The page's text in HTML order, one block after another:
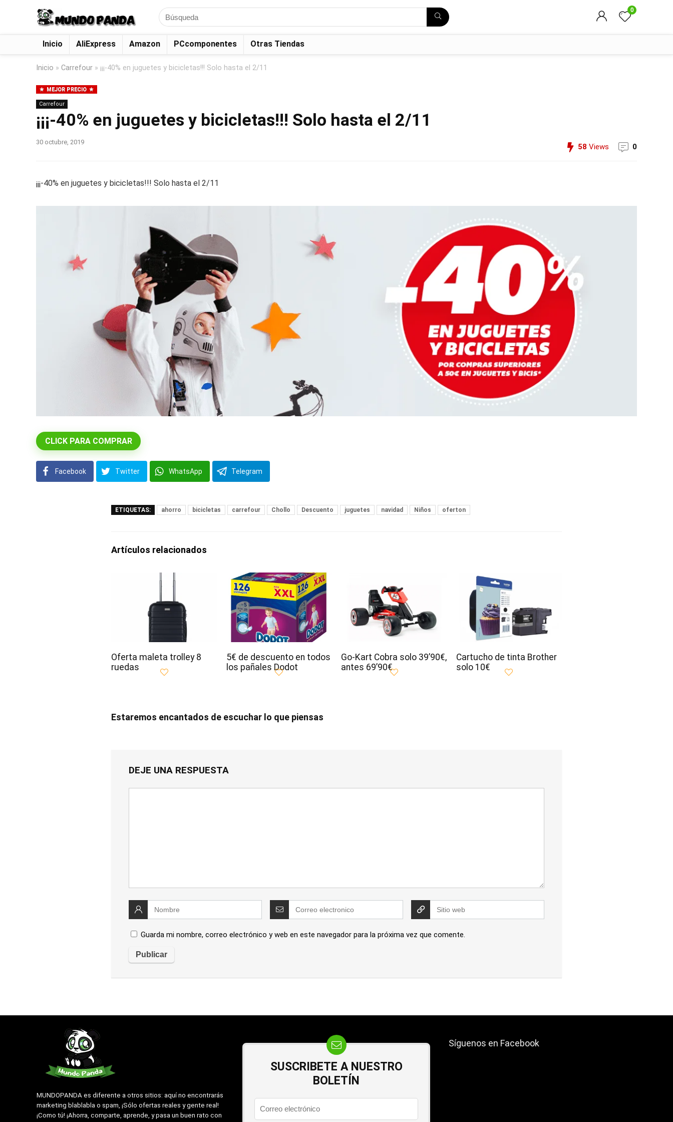
Search
for:
0
Inicio AliExpress Amazon PCcomponentes Otras Tiendas
Inicio » Carrefour » ¡¡¡-40% en juguetes y bicicletas!!! Solo hasta el 2/11
MEJOR PRECIO
Carrefour
¡¡¡-40% en juguetes y bicicletas!!! Solo hasta el 2/11
30 octubre, 2019
58 Views 0
¡¡¡-40% en juguetes y bicicletas!!! Solo hasta el 2/11
CLICK PARA COMPRAR
Facebook Twitter WhatsApp Telegram
ETIQUETAS: ahorro bicicletas carrefour Chollo Descuento juguetes navidad Niños oferton
Artículos relacionados
Oferta maleta trolley 8
ruedas
5€ de descuento en todos
los pañales Dodot
Go-Kart Cobra solo 39’90€,
antes 69’90€
Cartucho de tinta Brother
solo 10€
Estaremos encantados de escuchar lo que piensas
DEJE UNA RESPUESTA
Guarda mi nombre, correo electrónico y web en este navegador para la próxima vez que comente.
MUNDOPANDA es diferente a otros sitios: aquí no encontrarás
marketing blablabla o spam, ¡Sólo ofertas reales y gente real!
¡Como tú! ¡Ahorra, comparte, aprende, y pasa un buen rato con
SUSCRIBETE A NUESTRO
BOLETÍN
Síguenos en Facebook